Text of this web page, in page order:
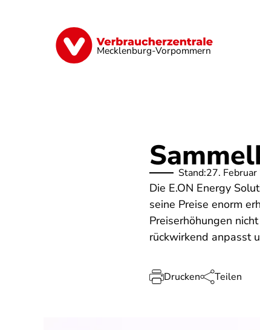
Mecklenburg-Vorpommern
Finanzen Digitales Lebensmittel
Stand:27.
Die E.ON Energy
seine Preise enorm
Preiserhöhungen
rückwirkend anpasst
Drucken Teilen